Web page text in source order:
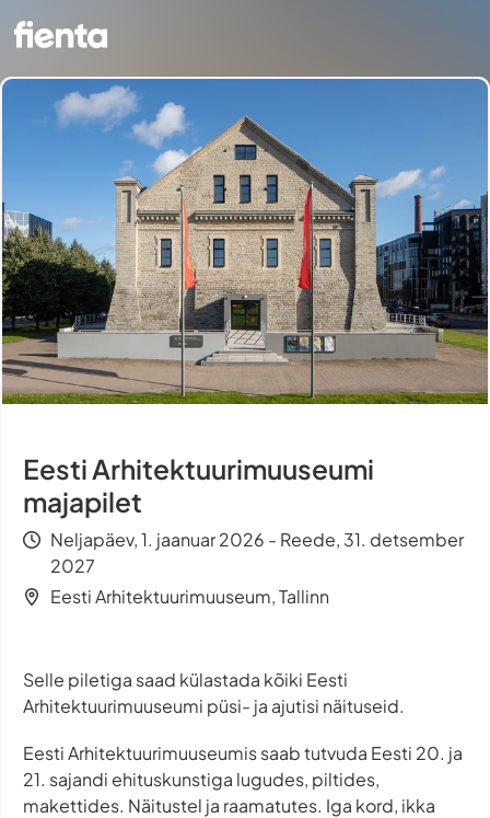
Eesti Arhitektuurimuuseumi
majapilet
Neljapäev, 1. jaanuar 2026 - Reede, 31. detsember
2027
Eesti Arhitektuurimuuseum, Tallinn
Selle piletiga saad külastada kõiki Eesti
Arhitektuurimuuseumi püsi- ja ajutisi näituseid.
Eesti Arhitektuurimuuseumis saab tutvuda Eesti 20. ja
21. sajandi ehituskunstiga lugudes, piltides,
makettides. Näitustel ja raamatutes. Iga kord, ikka